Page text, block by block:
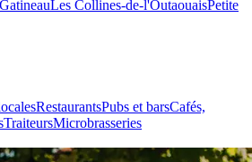
Les Collines-de-l'OutaouaisPetite
RestaurantsPubs et barsCafés,
TraiteursMicrobrasseries